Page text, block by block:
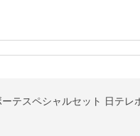
テスペシャルセット 日テレ